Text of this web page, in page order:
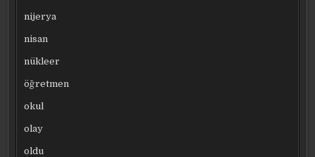
nijerya
nisan
nükleer
öğretmen
okul
olay
oldu